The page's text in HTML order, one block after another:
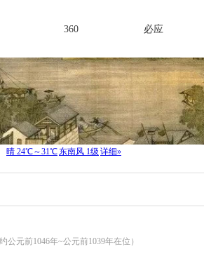
360 必应
元前1046年~公元前1039年在位）